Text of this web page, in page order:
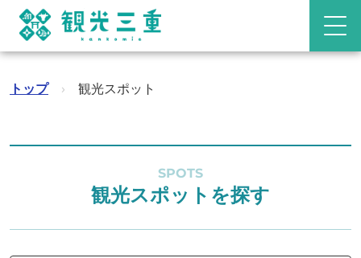
トップ › 観光スポット
SPOTS
観光スポットを探す